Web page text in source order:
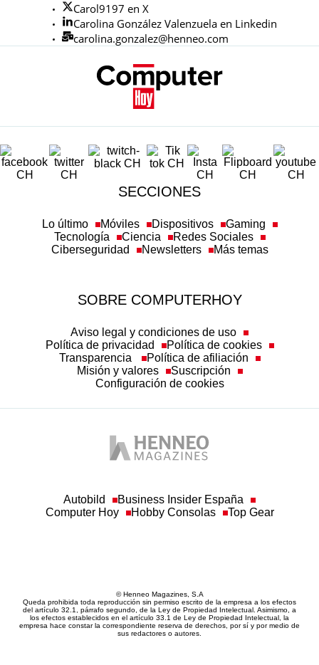
Carol9197 en X
Carolina González Valenzuela en Linkedin
carolina.gonzalez@henneo.com
SECCIONES
Lo último Móviles Dispositivos
Gaming
Tecnología
Ciencia
Redes Sociales
Ciberseguridad
Newsletters Más temas
SOBRE COMPUTERHOY
Aviso legal y condiciones de uso
Política de privacidad
Política de cookies
Transparencia
Política de afiliación
Misión y valores
Suscripción
Configuración de cookies
Autobild
Business Insider España
Computer Hoy
Hobby Consolas Top Gear
© Henneo Magazines, S.A
Queda prohibida toda reproducción sin permiso escrito de la empresa a los efectos
del artículo 32.1, párrafo segundo, de la Ley de Propiedad Intelectual. Asimismo, a
los efectos establecidos en el artículo 33.1 de Ley de Propiedad Intelectual, la
empresa hace constar la correspondiente reserva de derechos, por sí y por medio de
sus redactores o autores.